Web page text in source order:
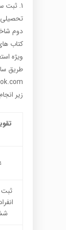
ثبت
دوم
کتاب
طریق
زیر